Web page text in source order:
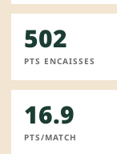
502
PTS ENCAISSES
16.9
PTS/MATCH